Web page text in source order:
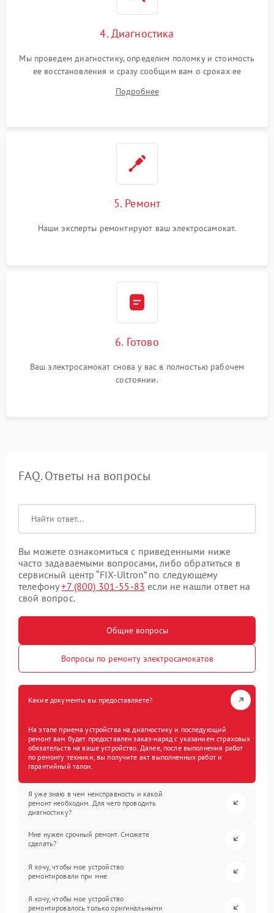
4. Диагностика
Мы проведем диагностику, определим поломку и стоимость
ее восстановления и сразу сообщим вам о сроках ее
Подробнее
5. Ремонт
Наши эксперты ремонтируют ваш электросамокат.
6. Готово
Ваш электросамокат снова у вас в полностью рабочем
состоянии.
FAQ. Ответы на вопросы
Вы можете ознакомиться с приведенными ниже
часто задаваемыми вопросами, либо обратиться в
сервисный центр “FIX-Ultron” по следующему
телефону+7 (800) 301-55-83 если не нашли ответ на
свой вопрос.
Общие вопросы
Вопросы по ремонту электросамокатов
Какие документы вы предоставляете?
На этапе приема устройства на диагностику и последующий
ремонт вам будет предоставлен заказ-наряд с указанием страховых
обязательств на ваше устройство. Далее, после выполнения работ
по ремонту техники, вы получите акт выполненных работ и
гарантийный талон.
Я уже знаю в чем неисправность и какой
ремонт необходим. Для чего проводить
диагностику?
Мне нужен срочный ремонт. Сможете
сделать?
Я хочу, чтобы мое устройство
ремонтировали при мне.
Я хочу, чтобы мое устройство
ремонтировалось только оригинальными